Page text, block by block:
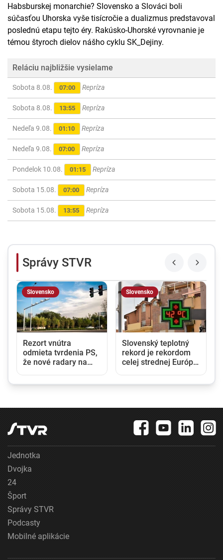
Habsburskej monarchie? Slovensko a Slováci boli
súčasťou Uhorska vyše tisícročie a dualizmus predstavoval
poslednú etapu tejto éry. Rakúsko-Uhorské vyrovnanie je
témou štyroch dielov nášho cyklu SK_Dejiny.
Reláciu najbližšie vysielame
Sobota 8.08. 07:00 Repríza
Sobota 8.08. 13:55 Repríza
Nedeľa 9.08. 01:10 Repríza
Nedeľa 9.08. 07:00 Repríza
Pondelok 10.08. 01:15 Repríza
Sobota 15.08. 07:00 Repríza
Sobota 15.08. 13:55 Repríza
Správy STVR
Slovensko
Rezort vnútra
odmieta tvrdenia PS,
že nové radary na
Slovensko
Slovenský teplotný
rekord je rekordom
celej strednej Európy:
Jednotka
Dvojka
24
Šport
Správy STVR
Podcasty
Mobilné aplikácie